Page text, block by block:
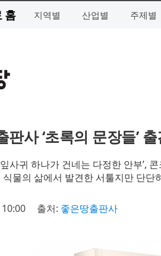
홈 지역별 산업별 주제별
판사 ‘초록의 문장들’
사귀 하나가 건네는 다정한 안부’,
식물의 삶에서 발견한 서툴지만 단단
출처: 좋은땅출판사